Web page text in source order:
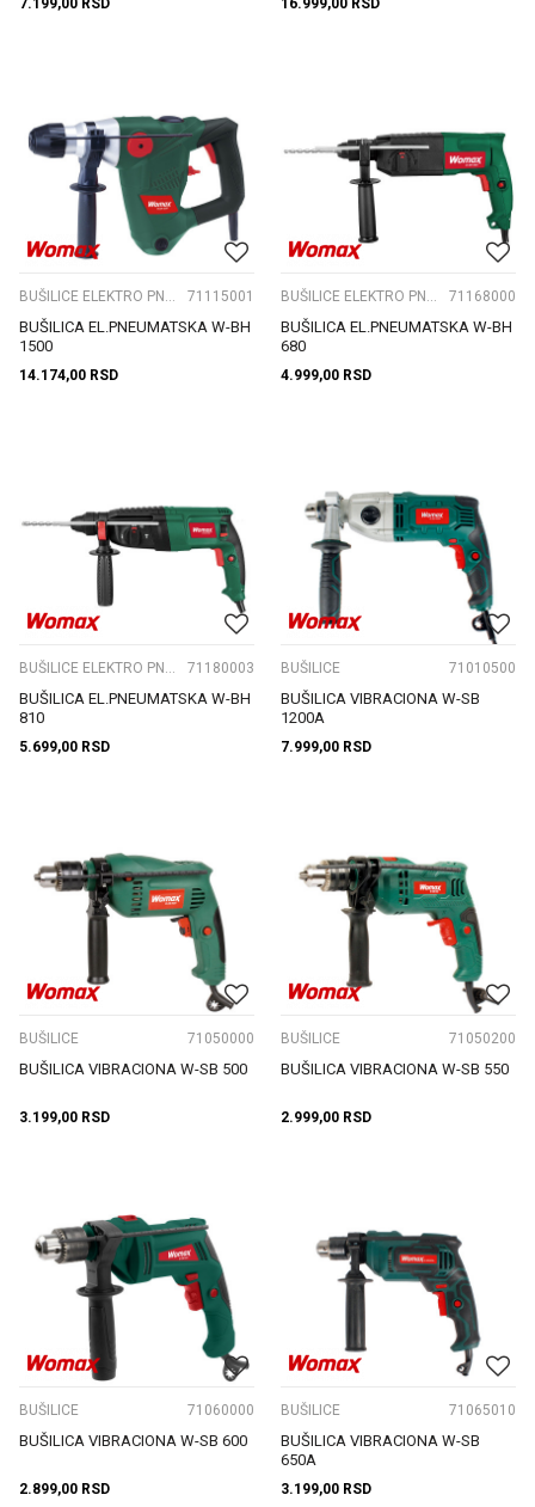
7.199,00 RSD 16.999,00 RSD
71115001
BUŠILICA EL.PNEUMATSKA W-BH
1500
14.174,00 RSD
71168000
BUŠILICA EL.PNEUMATSKA W-BH
680
4.999,00 RSD
71180003
BUŠILICA EL.PNEUMATSKA W-BH
810
5.699,00 RSD
BUŠILICE 71010500
BUŠILICA VIBRACIONA W-SB
1200A
7.999,00 RSD
BUŠILICE 71050000
BUŠILICA VIBRACIONA W-SB 500
3.199,00 RSD
BUŠILICE 71050200
BUŠILICA VIBRACIONA W-SB 550
2.999,00 RSD
BUŠILICE 71060000
BUŠILICA VIBRACIONA W-SB 600
2.899,00 RSD
BUŠILICE 71065010
BUŠILICA VIBRACIONA W-SB
650A
3.199,00 RSD